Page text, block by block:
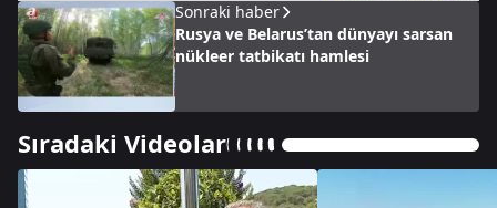
Sonraki haber
Rusya ve Belarus’tan dünyayı sarsan
nükleer tatbikatı hamlesi
Sıradaki Videolar